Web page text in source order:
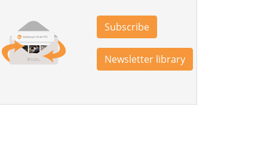
Subscribe
Newsletter library